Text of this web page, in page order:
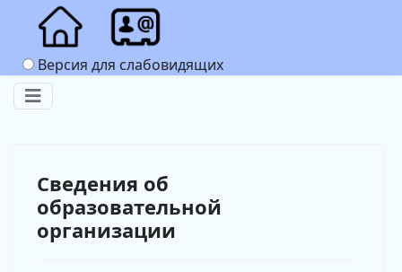
Версия для слабовидящих
Сведения об
образовательной
организации